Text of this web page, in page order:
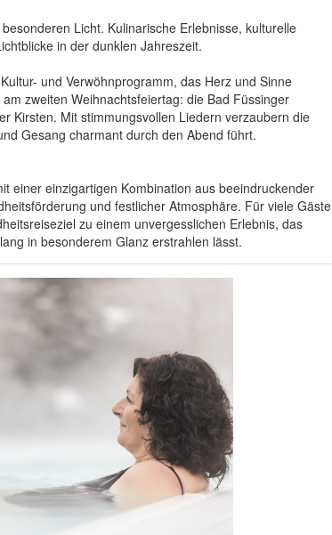
Licht. Kulinarische Erlebnisse, kulturelle
in der dunklen Jahreszeit.
und Verwöhnprogramm, das Herz und Sinne
zweiten Weihnachtsfeiertag: die Bad Füssinger
Kirsten. Mit stimmungsvollen Liedern verzaubern die
Gesang charmant durch den Abend führt.
einer einzigartigen Kombination aus beeindruckender
und festlicher Atmosphäre. Für viele Gäste
zu einem unvergesslichen Erlebnis, das
in besonderem Glanz erstrahlen lässt.